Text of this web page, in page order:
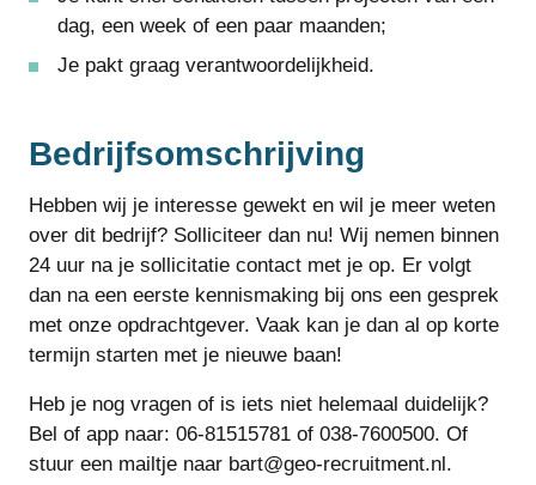
dag, een week of een paar maanden;
Je pakt graag verantwoordelijkheid.
Bedrijfsomschrijving
Hebben wij je interesse gewekt en wil je meer weten
over dit bedrijf? Solliciteer dan nu! Wij nemen binnen
24 uur na je sollicitatie contact met je op. Er volgt
dan na een eerste kennismaking bij ons een gesprek
met onze opdrachtgever. Vaak kan je dan al op korte
termijn starten met je nieuwe baan!
Heb je nog vragen of is iets niet helemaal duidelijk?
Bel of app naar: 06-81515781 of 038-7600500. Of
stuur een mailtje naar bart@geo-recruitment.nl.